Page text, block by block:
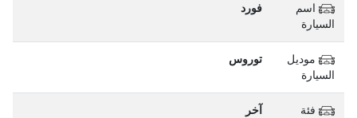
اسم
السيارة
فورد
موديل
السيارة
توروس
فئة
آخر